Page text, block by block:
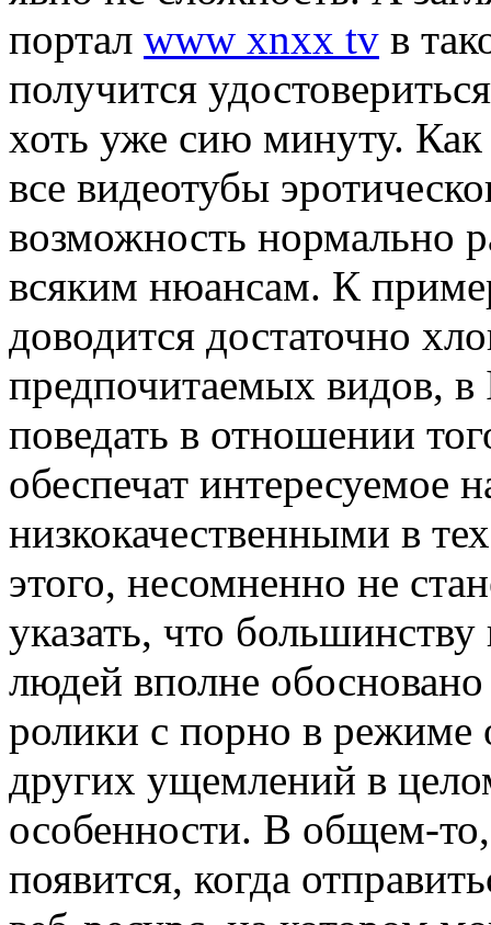
портал www xnxx tv в
получится
хоть уже сию минуту. Как
все видеотубы
возможность нормально
всяким нюансам. К
доводится достаточно
предпочитаемых видов,
поведать в отношении
обеспечат интересуемое
низкокачественными в
этого, несомненно не
указать, что
людей вполне обосновано
ролики с порно в режиме
других ущемлений в
особенности. В общем-
появится, когда